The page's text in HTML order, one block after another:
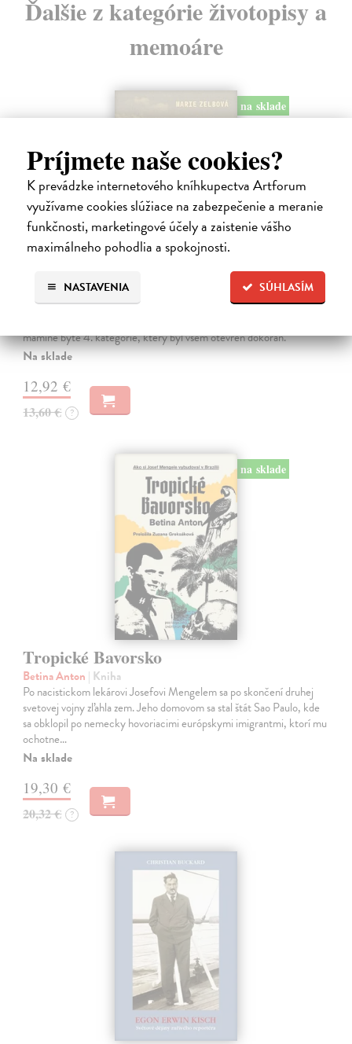
Príjmete naše cookies?
K prevádzke internetového kníhkupectva Artforum
využívame cookies slúžiace na zabezpečenie a meranie
funkčnosti, marketingové účely a zaistenie vášho
maximálneho pohodlia a spokojnosti.
SÚHLASÍM
NASTAVENIA
Ďalšie z kategórie životopisy a
memoáre
na sklade
Táňa / Praha 3 / Žižkov
Zelbová Marie| Kniha
mámině bytě 4. kategorie, který byl všem otevřen dokořán.
Na sklade
12,92 €
13,60 € ?
na sklade
Tropické Bavorsko
Betina Anton | Kniha
Po nacistickom lekárovi Josefovi Mengelem sa po skončení druhej
svetovej vojny zľahla zem. Jeho domovom sa stal štát Sao Paulo, kde
sa obklopil po nemecky hovoriacimi európskymi imigrantmi, ktorí mu
ochotne…
Na sklade
19,30 €
20,32 € ?